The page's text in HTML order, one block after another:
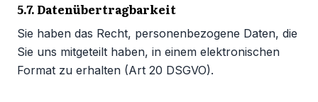
5.7. Datenübertragbarkeit
Sie haben das Recht, personenbezogene Daten, die
Sie uns mitgeteilt haben, in einem elektronischen
Format zu erhalten (Art 20 DSGVO).